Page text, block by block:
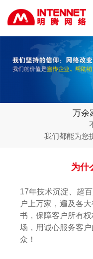
万余
我们都能为您
为什
17年技术沉淀、超
户上万家，遍及各
书，保障客户所有
场，用诚心服务客
众！